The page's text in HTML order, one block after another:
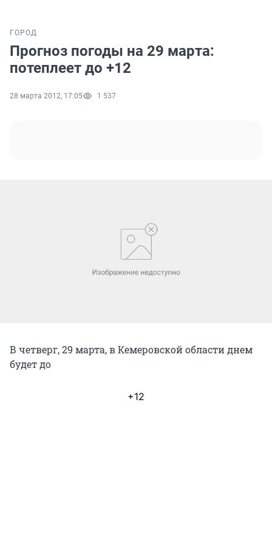
ГОРОД
Прогноз погоды на 29 марта:
потеплеет до +12
28 марта 2012, 17:05 1 537
В четверг, 29 марта, в Кемеровской области днем
будет до
+12